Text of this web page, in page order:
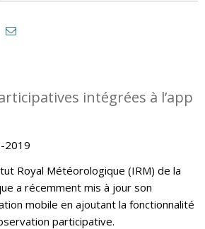
intégrées à l’app
2019
Royal Météorologique (IRM) de la
a récemment mis à jour son
mobile en ajoutant la fonctionnalité
participative.